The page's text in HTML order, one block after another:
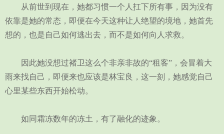
从前世到现在，她都习惯一个人扛下所有事，因为没有
依靠是她的常态，即便在今天这种让人绝望的境地，她首先
想的，也是自己如何逃出去，而不是如何向人求救。
因此她没想过褚卫这么个非亲非故的“租客”，会冒着大
雨来找自己，即便来也应该是林宝良，这一刻，她感觉自己
心里某些东西开始松动。
如同霜冻数年的冻土，有了融化的迹象。